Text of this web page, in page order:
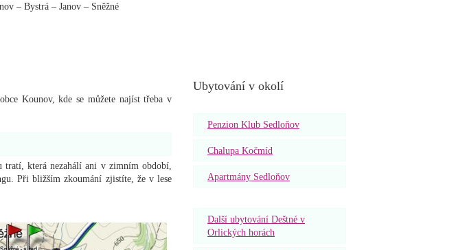
Ubytování v okolí
Penzion Klub Sedloňov
Chalupa Kočmíd
Apartmány Sedloňov
Další ubytování Deštné v
Orlických horách
– Bystrá – Janov – Sněžné
Kounov, kde se můžete najíst třeba v
tratí, která nezahálí ani v zimním období,
Při bližším zkoumání zjistíte, že v lese